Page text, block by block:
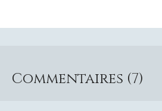
Commentaires (7)